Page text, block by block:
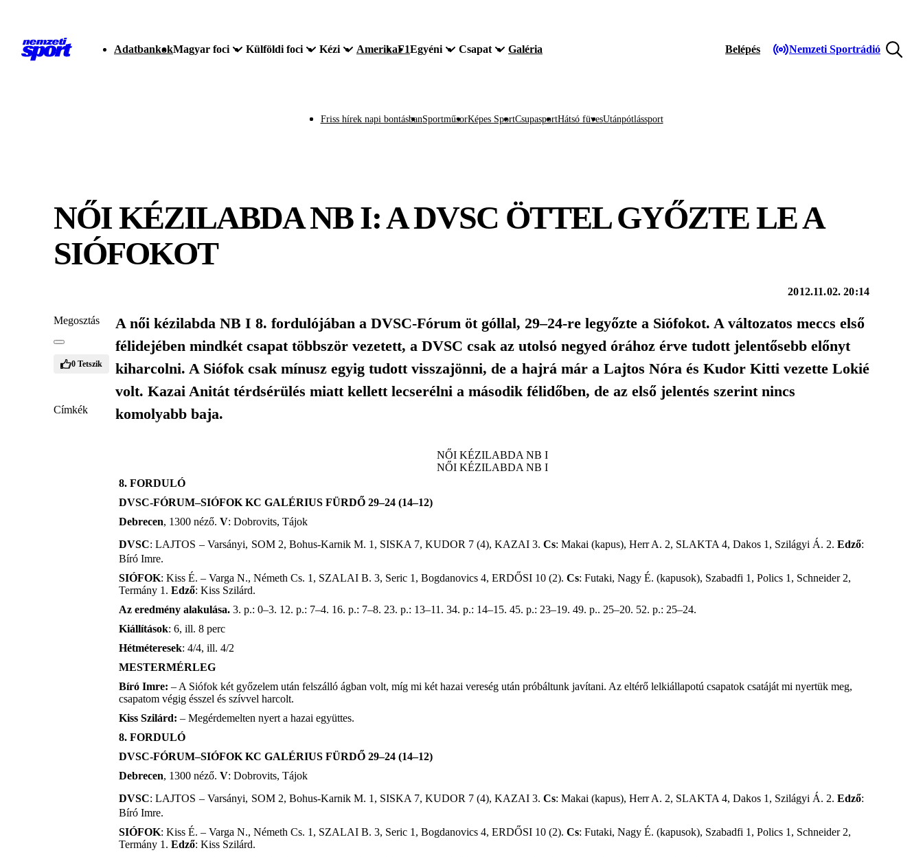
AdatbankokMagyar foci Külföldi foci Kézi AmerikaF1Egyéni Csapat Galéria Belépés Nemzeti Sportrádió
Friss hírek napi bontásbanSportműsorKépes SportCsupasportHátsó füvesUtánpótlássport
NŐI KÉZILABDA NB I: A DVSC ÖTTEL GYŐZTE LE A
SIÓFOKOT
2012.11.02. 20:14
Megosztás
0 Tetszik
Címkék
A női kézilabda NB I 8. fordulójában a DVSC-Fórum öt góllal, 29–24-re legyőzte a Siófokot. A változatos meccs első
félidejében mindkét csapat többször vezetett, a DVSC csak az utolsó negyed órához érve tudott jelentősebb előnyt
kiharcolni. A Siófok csak mínusz egyig tudott visszajönni, de a hajrá már a Lajtos Nóra és Kudor Kitti vezette Lokié
volt. Kazai Anitát térdsérülés miatt kellett lecserélni a második félidőben, de az első jelentés szerint nincs
komolyabb baja.
NŐI KÉZILABDA NB I
8. FORDULÓ
DVSC-FÓRUM–SIÓFOK KC GALÉRIUS FÜRDŐ 29–24 (14–12)
Debrecen, 1300 néző. V: Dobrovits, Tájok
DVSC: LAJTOS – Varsányi, SOM 2, Bohus-Karnik M. 1, SISKA 7, KUDOR 7 (4), KAZAI 3. Cs: Makai (kapus), Herr A. 2, SLAKTA 4, Dakos 1, Szilágyi Á. 2. Edző:
Bíró Imre.
SIÓFOK: Kiss É. – Varga N., Németh Cs. 1, SZALAI B. 3, Seric 1, Bogdanovics 4, ERDŐSI 10 (2). Cs: Futaki, Nagy É. (kapusok), Szabadfi 1, Polics 1, Schneider 2,
Termány 1. Edző: Kiss Szilárd.
Az eredmény alakulása.3. p.: 0–3. 12. p.: 7–4. 16. p.: 7–8. 23. p.: 13–11. 34. p.: 14–15. 45. p.: 23–19. 49. p.. 25–20. 52. p.: 25–24.
Kiállítások: 6, ill. 8 perc
Hétméteresek: 4/4, ill. 4/2
MESTERMÉRLEG
Bíró Imre: – A Siófok két győzelem után felszálló ágban volt, míg mi két hazai vereség után próbáltunk javítani. Az eltérő lelkiállapotú csapatok csatáját mi nyertük meg,
csapatom végig ésszel és szívvel harcolt.
Kiss Szilárd: – Megérdemelten nyert a hazai együttes.
NŐI KÉZILABDA NB I
8. FORDULÓ
DVSC-FÓRUM–SIÓFOK KC GALÉRIUS FÜRDŐ 29–24 (14–12)
Debrecen, 1300 néző. V: Dobrovits, Tájok
DVSC: LAJTOS – Varsányi, SOM 2, Bohus-Karnik M. 1, SISKA 7, KUDOR 7 (4), KAZAI 3. Cs: Makai (kapus), Herr A. 2, SLAKTA 4, Dakos 1, Szilágyi Á. 2. Edző:
Bíró Imre.
SIÓFOK: Kiss É. – Varga N., Németh Cs. 1, SZALAI B. 3, Seric 1, Bogdanovics 4, ERDŐSI 10 (2). Cs: Futaki, Nagy É. (kapusok), Szabadfi 1, Polics 1, Schneider 2,
Termány 1. Edző: Kiss Szilárd.